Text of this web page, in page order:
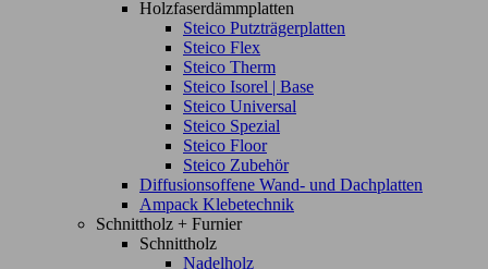
Holzfaserdämmplatten
Steico Putzträgerplatten
Steico Flex
Steico Therm
Steico Isorel | Base
Steico Universal
Steico Spezial
Steico Floor
Steico Zubehör
Diffusionsoffene Wand- und Dachplatten
Ampack Klebetechnik
Schnittholz + Furnier
Schnittholz
Nadelholz